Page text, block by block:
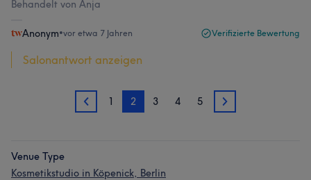
Behandelt von Anja
Anonym•vor etwa 7 Jahren Verifizierte Bewertung
Salonantwort anzeigen
1 1 2 3 4 5 3
Venue Type
Kosmetikstudio in Köpenick, Berlin